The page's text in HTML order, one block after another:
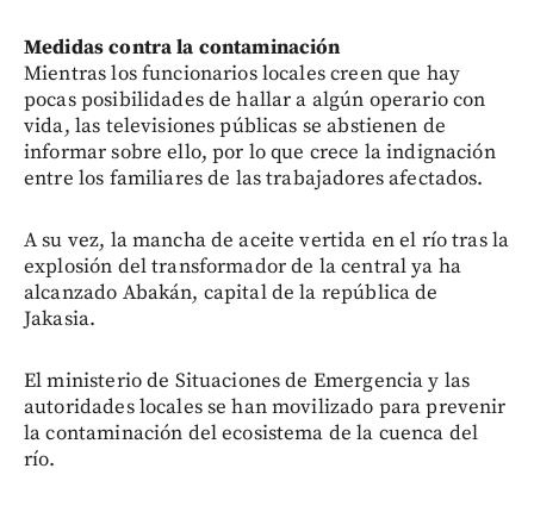
Medidas contra la contaminación
Mientras los funcionarios locales creen que hay
pocas posibilidades de hallar a algún operario con
vida, las televisiones públicas se abstienen de
informar sobre ello, por lo que crece la indignación
entre los familiares de las trabajadores afectados.
A su vez, la mancha de aceite vertida en el río tras la
explosión del transformador de la central ya ha
alcanzado Abakán, capital de la república de
Jakasia.
El ministerio de Situaciones de Emergencia y las
autoridades locales se han movilizado para prevenir
la contaminación del ecosistema de la cuenca del
río.